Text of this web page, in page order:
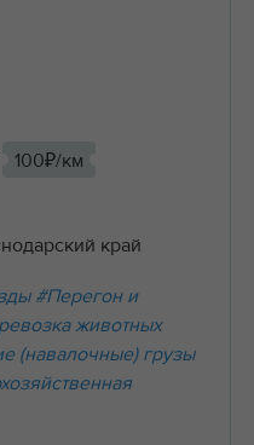
100₽/км
край
#Перегон и
животных
(навалочные) грузы